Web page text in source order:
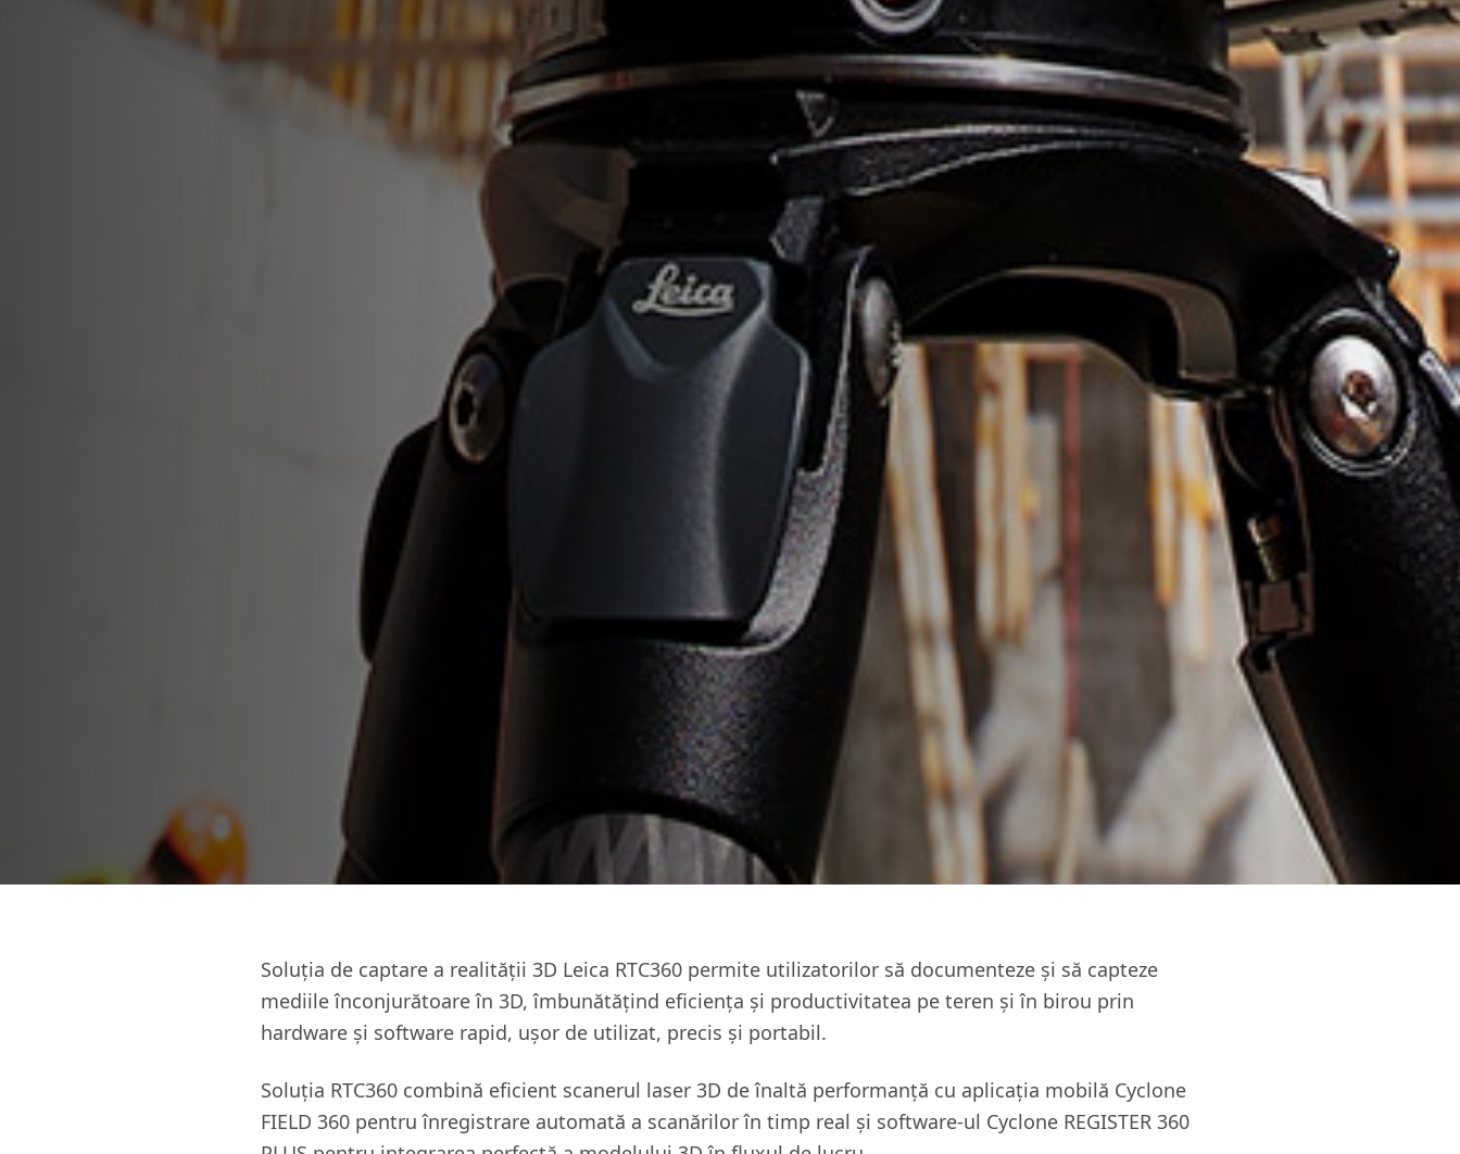
Soluția de captare a realității 3D Leica RTC360 permite utilizatorilor să documenteze și să capteze
mediile înconjurătoare în 3D, îmbunătățind eficiența și productivitatea pe teren și în birou prin
hardware și software rapid, ușor de utilizat, precis și portabil.
Soluția RTC360 combină eficient scanerul laser 3D de înaltă performanță cu aplicația mobilă Cyclone
FIELD 360 pentru înregistrare automată a scanărilor în timp real și software-ul Cyclone REGISTER 360